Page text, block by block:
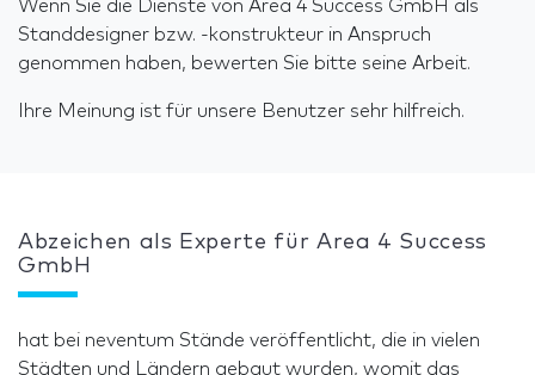
Wenn Sie die Dienste von Area 4 Success GmbH als
Standdesigner bzw. -konstrukteur in Anspruch
genommen haben, bewerten Sie bitte seine Arbeit.
Ihre Meinung ist für unsere Benutzer sehr hilfreich.
Abzeichen als Experte für Area 4 Success
GmbH
hat bei neventum Stände veröffentlicht, die in vielen
Städten und Ländern gebaut wurden, womit das